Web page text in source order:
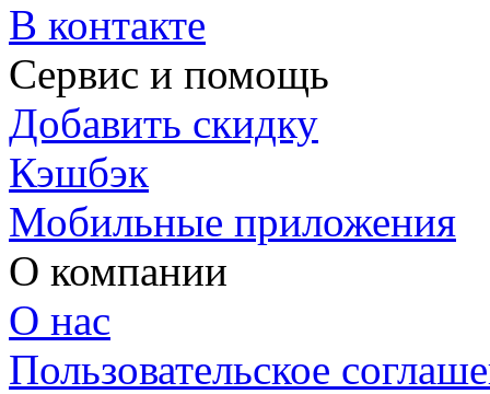
В контакте
Сервис и помощь
Добавить скидку
Кэшбэк
Мобильные приложения
О компании
О нас
Пользовательское